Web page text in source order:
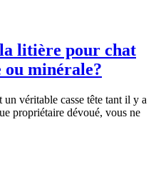
litière pour chat
ou minérale?
véritable casse tête tant il y a
propriétaire dévoué, vous ne